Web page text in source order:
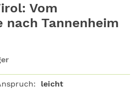
Vom
nach Tannenheim
leicht